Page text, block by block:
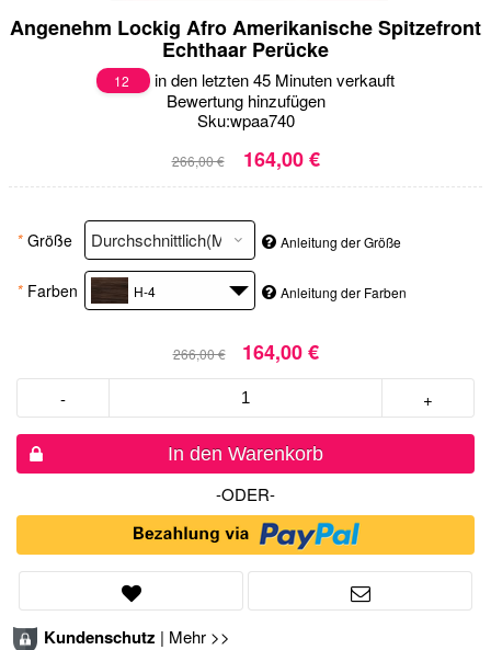
Angenehm Lockig Afro Amerikanische Spitzefront
Echthaar Perücke
12
in den letzten 45 Minuten verkauft
Bewertung hinzufügen
Sku:wpaa740
266,00 € 164,00 €
* Größe Anleitung der Größe
* Farben H-4 Anleitung der Farben
266,00 € 164,00 €
- +
In den Warenkorb
-ODER-
Kundenschutz | Mehr >>